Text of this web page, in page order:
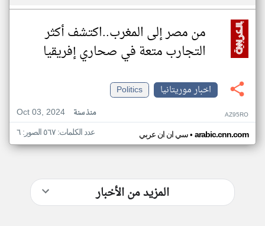
من مصر إلى المغرب..اكتشف أكثر
التجارب متعة في صحاري إفريقيا
اخبار موريتانيا
Politics
Oct 03, 2024
منذ سنة AZ95RO
سي ان ان عربي• arabic.cnn.com عدد الكلمات: ٥٦٧ الصور: ٦
المزيد من الأخبار